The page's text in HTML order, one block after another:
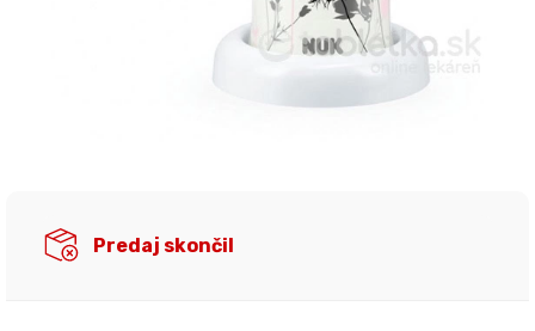
Predaj skončil